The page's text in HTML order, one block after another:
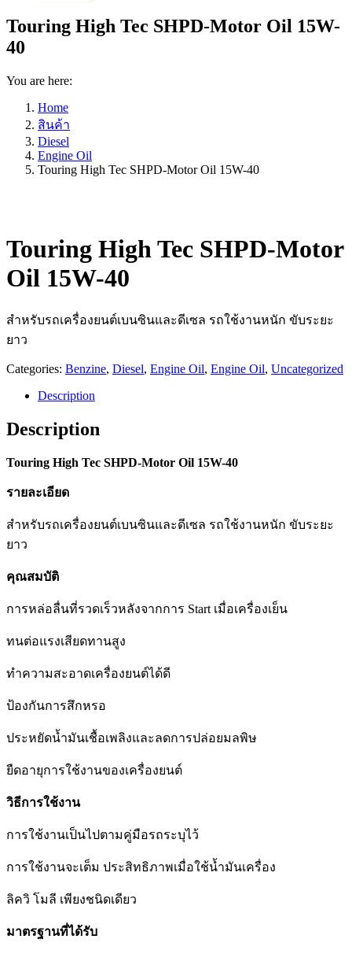
Touring High Tec SHPD-Motor Oil 15W-
40
You are here:
Home
สินค้า
Diesel
Engine Oil
Touring High Tec SHPD-Motor Oil 15W-40
Touring High Tec SHPD-Motor
Oil 15W-40
สำหรับรถเครื่องยนต์เบนซินและดีเซล รถใช้งานหนัก ขับระยะ
ยาว
Categories: Benzine, Diesel, Engine Oil, Engine Oil, Uncategorized
Description
Description
Touring High Tec SHPD-Motor Oil 15W-40
รายละเอียด
สำหรับรถเครื่องยนต์เบนซินและดีเซล รถใช้งานหนัก ขับระยะ
ยาว
คุณสมบัติ
การหล่อลื่นที่รวดเร็วหลังจากการ Start เมื่อเครื่องเย็น
ทนต่อแรงเสียดทานสูง
ทำความสะอาดเครื่องยนต์ได้ดี
ป้องกันการสึกหรอ
ประหยัดน้ำมันเชื้อเพลิงและลดการปล่อยมลพิษ
ยืดอายุการใช้งานของเครื่องยนต์
วิธีการใช้งาน
การใช้งานเป็นไปตามคู่มือรถระบุไว้
การใช้งานจะเต็ม ประสิทธิภาพเมื่อใช้น้ำมันเครื่อง
ลิควิ โมลี เพียงชนิดเดียว
มาตรฐานที่ได้รับ